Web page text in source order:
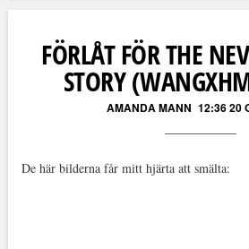
FÖRLÅT FÖR THE
STORY
AMANDA MANN 12:36 20
De här bilderna får mitt hjärta att smälta: